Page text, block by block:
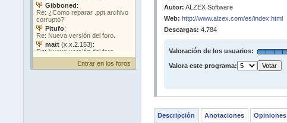
Entrar en los foros
Autor: ALZEX Software
Web: http://www.alzex.com/es/index.html
Descargas: 4.784
Valoración de los usuarios:
Valora este programa:
Descripción Anotaciones Opiniones